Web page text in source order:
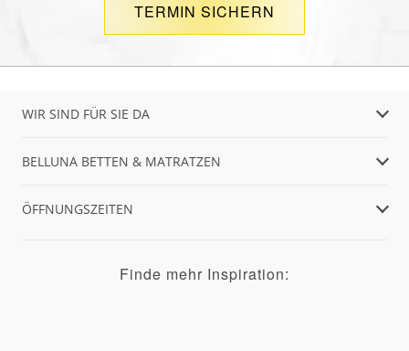
TERMIN SICHERN
WIR SIND FÜR SIE DA
BELLUNA BETTEN & MATRATZEN
ÖFFNUNGSZEITEN
Finde mehr Inspiration: